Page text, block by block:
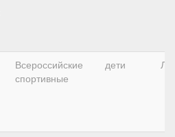
Всероссийские
спортивные
дети